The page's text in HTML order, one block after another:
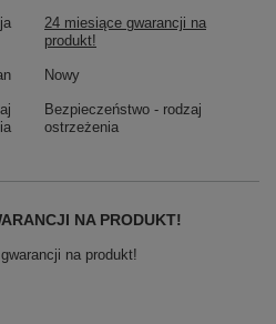
24 miesiące gwarancji na
produkt!
Nowy
Bezpieczeństwo - rodzaj
ostrzeżenia
NA PRODUKT!
na produkt!